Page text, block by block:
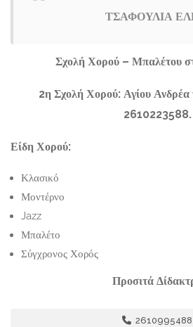
ΤΣΑΦΟΥΛΙΑ
Σχολή Χορού – Μπαλέτου
2η Σχολή Χορού: Αγίου
2610223588.
Είδη Χορού:
Κλασικό
Μοντέρνο
Jazz
Μπαλέτο
Σύγχρονος Χορός
Προσιτά
2610995488